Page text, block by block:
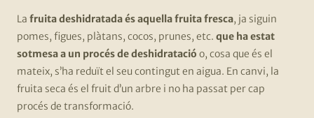
La fruita deshidratada és aquella fruita fresca, ja siguin
pomes, figues, plàtans, cocos, prunes, etc. que ha estat
sotmesa a un procés de deshidratació o, cosa que és el
mateix, s’ha reduït el seu contingut en aigua. En canvi, la
fruita seca és el fruit d’un arbre i no ha passat per cap
procés de transformació.